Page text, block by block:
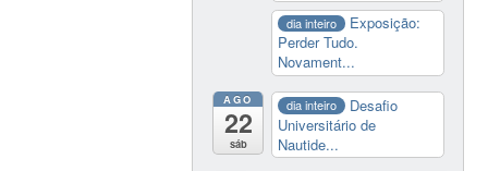
dia inteiro
Exposição:
Perder Tudo.
Novament...
AGO
22
sáb
dia inteiro
Desafio
Universitário de
Nautide...